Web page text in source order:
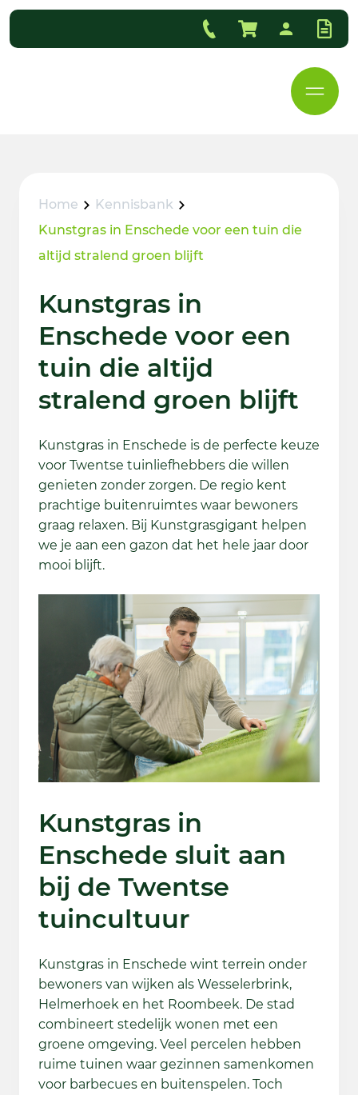
Home
Kennisbank
Kunstgras in Enschede voor een tuin die
altijd stralend groen blijft
Kunstgras in
Enschede voor een
tuin die altijd
stralend groen blijft
Kunstgras in Enschede is de perfecte keuze
voor Twentse tuinliefhebbers die willen
genieten zonder zorgen. De regio kent
prachtige buitenruimtes waar bewoners
graag relaxen. Bij Kunstgrasgigant helpen
we je aan een gazon dat het hele jaar door
mooi blijft.
Kunstgras in
Enschede sluit aan
bij de Twentse
tuincultuur
Kunstgras in Enschede wint terrein onder
bewoners van wijken als Wesselerbrink,
Helmerhoek en het Roombeek. De stad
combineert stedelijk wonen met een
groene omgeving. Veel percelen hebben
ruime tuinen waar gezinnen samenkomen
voor barbecues en buitenspelen. Toch